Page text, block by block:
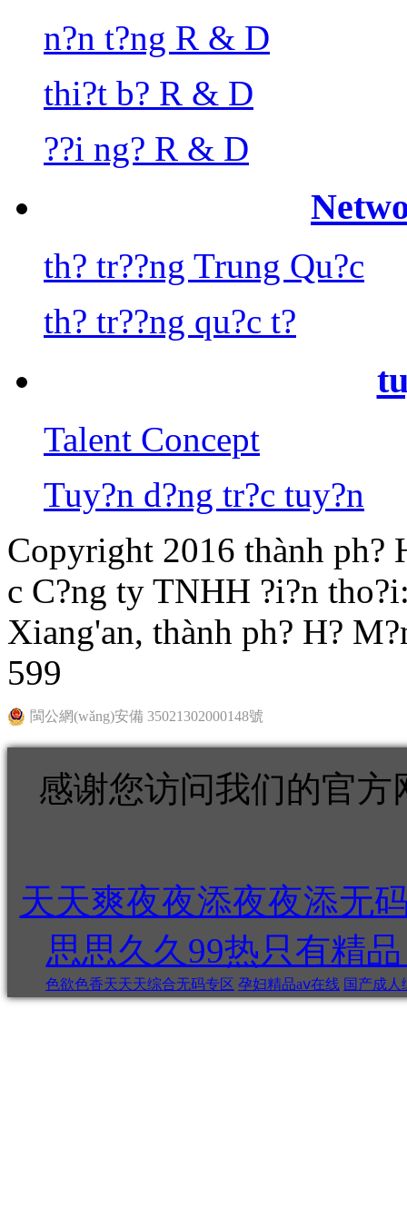
n?n t?ng R & D
thi?t b? R & D
??i ng? R & D
th? tr??ng Trung Qu?c
th? tr??ng qu?c t?
Talent Concept
Tuy?n d?ng tr?c tuy?n
Copyright 2016 thành ph?
c C?ng ty TNHH ?i?n
Xiang'an, thành ph? H?
599
閩公網(wǎng)安備 35021302000148號
感谢您访问我们的官
天天爽夜夜添夜夜添无
思思久久99热只有精
色欲色香天天天综合无码专区 孕妇精品aⅴ在线 国产成人